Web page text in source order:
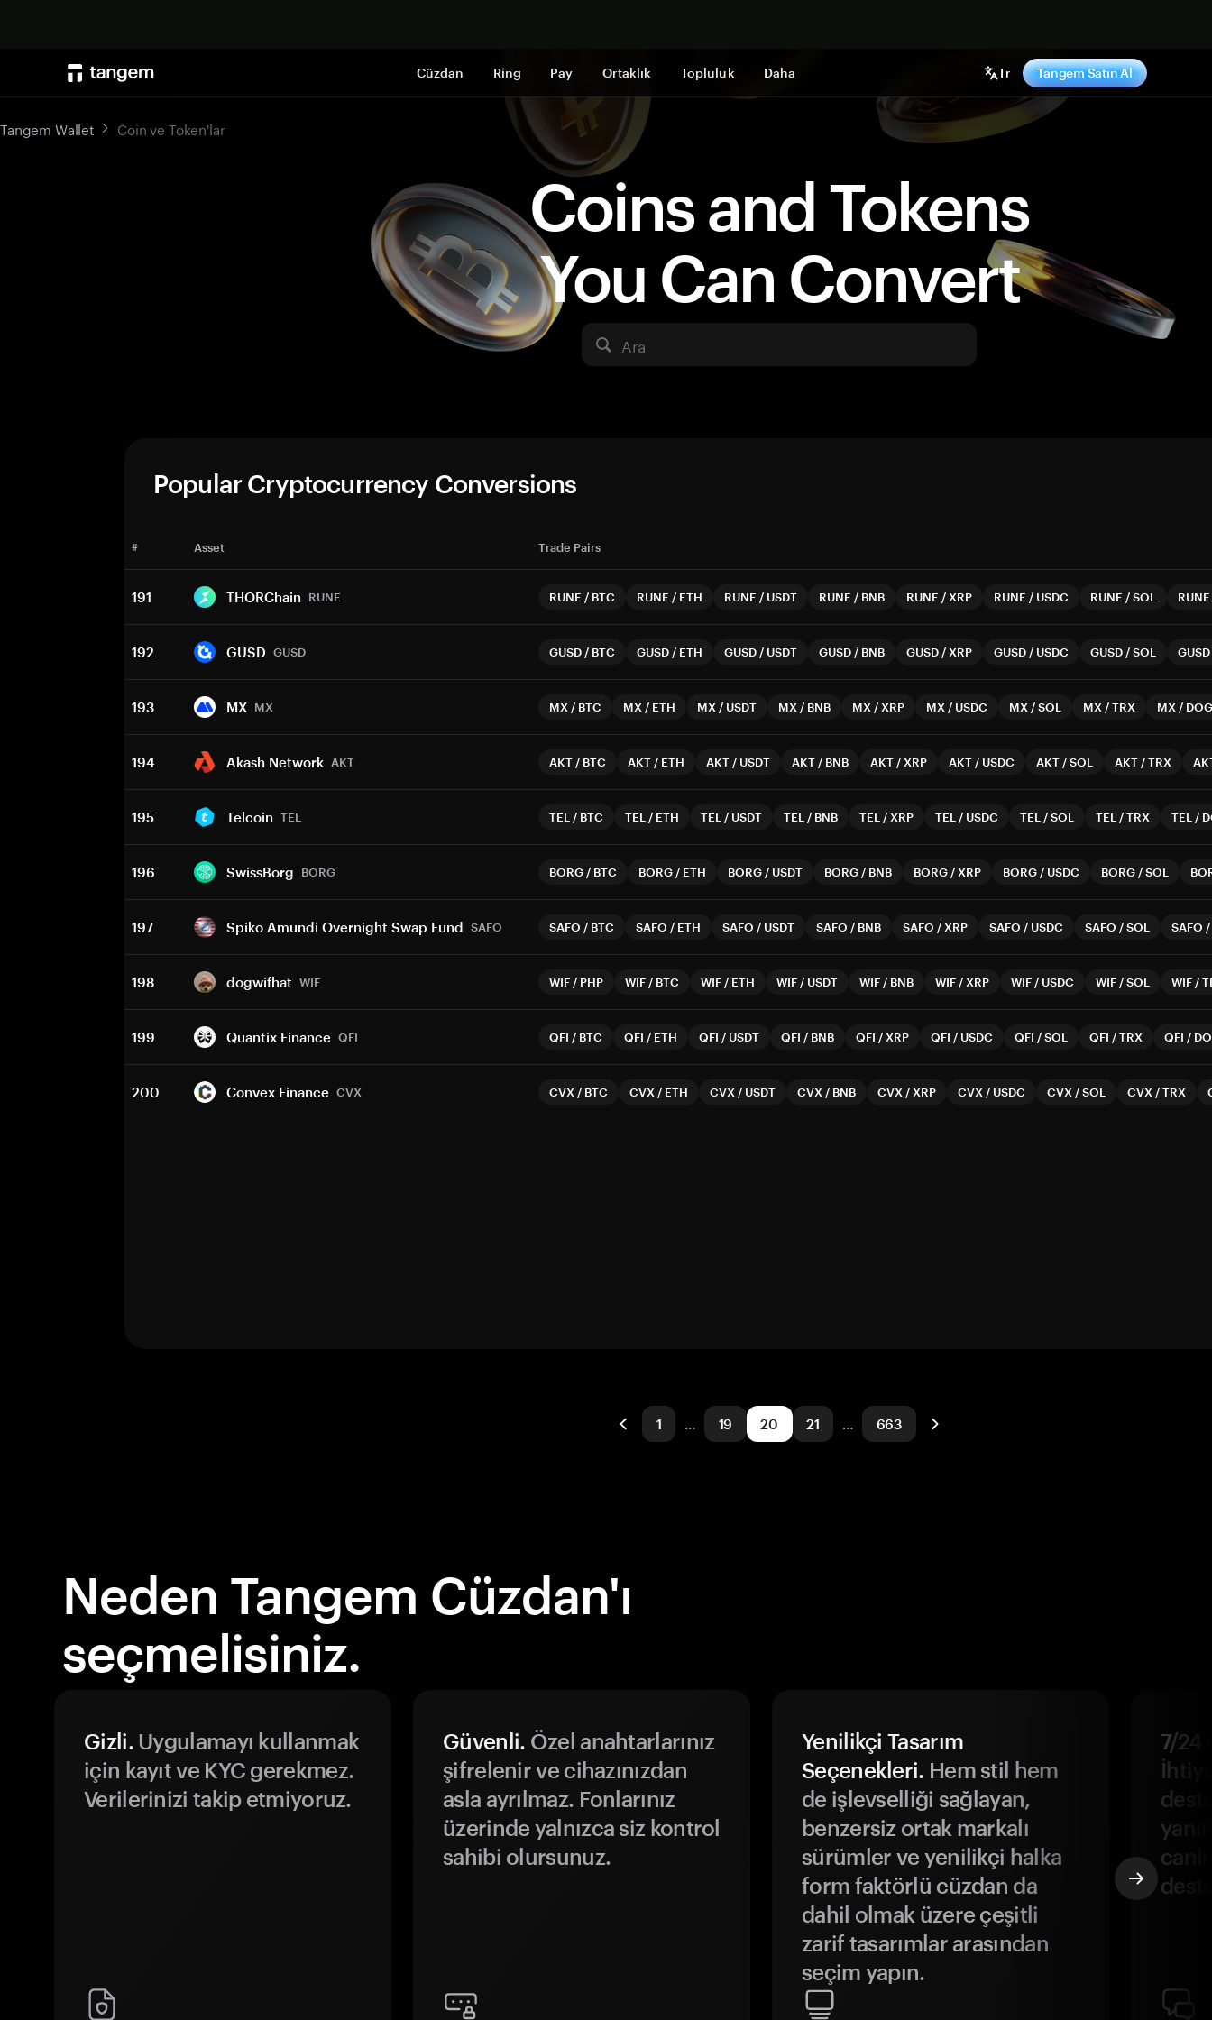
Cüzdan Ring Pay Ortaklık Topluluk Daha Tr Tangem Satın Al
Coins and Tokens
You Can Convert
Ara
Tangem Wallet Coin ve Token'lar
Popular Cryptocurrency Conversions
# Asset Trade Pairs
191 THORChain RUNE RUNE / BTC RUNE / ETH RUNE / USDT RUNE / BNB RUNE / XRP RUNE / USDC RUNE /SOL RUNE
192 GUSD GUSD GUSD / BTC GUSD / ETH GUSD / USDT GUSD / BNB GUSD / XRP GUSD / USDC GUSD /SOL GUSD
193 MX MX MX / BTC MX / ETH MX / USDT MX / BNB MX / XRP MX / USDC MX /SOL MX /TRX MX /
194 Akash Network AKT AKT / BTC AKT / ETH AKT / USDT AKT / BNB AKT / XRP AKT / USDC AKT /SOL AKT /TRX
195 Telcoin TEL TEL / BTC TEL / ETH TEL / USDT TEL / BNB TEL / XRP TEL / USDC TEL /SOL TEL /TRX TEL /
196 SwissBorg BORG BORG / BTC BORG / ETH BORG / USDT BORG / BNB BORG / XRP BORG / USDC BORG /SOL
197 Spiko Amundi Overnight Swap Fund SAFO SAFO / BTC SAFO / ETH SAFO / USDT SAFO / BNB SAFO / XRP SAFO / USDC SAFO /SOL SAFO /
198 dogwifhat WIF WIF / PHP WIF / BTC WIF / ETH WIF / USDT WIF / BNB WIF / XRP WIF / USDC WIF /SOL WIF /
199 Quantix Finance QFI QFI / BTC QFI / ETH QFI / USDT QFI / BNB QFI / XRP QFI / USDC QFI /SOL QFI /TRX QFI /
200 Convex Finance CVX CVX / BTC CVX / ETH CVX / USDT CVX / BNB CVX / XRP CVX / USDC CVX /SOL CVX /TRX
1 … 19 20 21 … 663
Neden Tangem Cüzdan'ı
seçmelisiniz.
Gizli.Uygulamayı kullanmak
için kayıt ve KYC gerekmez.
Verilerinizi takip etmiyoruz.
Güvenli. Özel anahtarlarınız
şifrelenir ve cihazınızdan
asla ayrılmaz. Fonlarınız
üzerinde yalnızca siz kontrol
sahibi olursunuz.
Yenilikçi Tasarım
Seçenekleri. Hem stil hem
de işlevselliği sağlayan,
benzersiz ortak markalı
sürümler ve yenilikçi halka
form faktörlü cüzdan da
dahil olmak üzere çeşitli
zarif tasarımlar arasından
seçim yapın.
7/24